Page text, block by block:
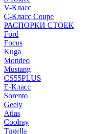
V-Класс
C-Класс Coupe
РАСПОРКИ СТОЕК
Ford
Focus
Kuga
Mondeo
Mustang
CS55PLUS
E-Класс
Sorento
Geely
Atlas
Coolray
Tugella